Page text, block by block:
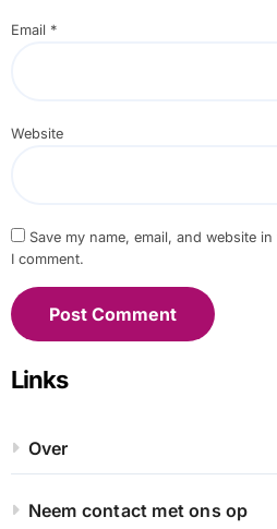
Email *
Website
Save my name, email, and website
I comment.
Links
Over
Neem contact met ons op